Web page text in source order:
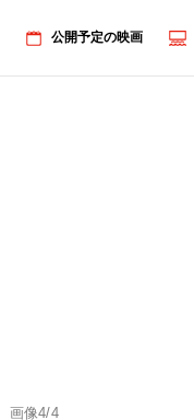
公開予定の映画
画像4/4